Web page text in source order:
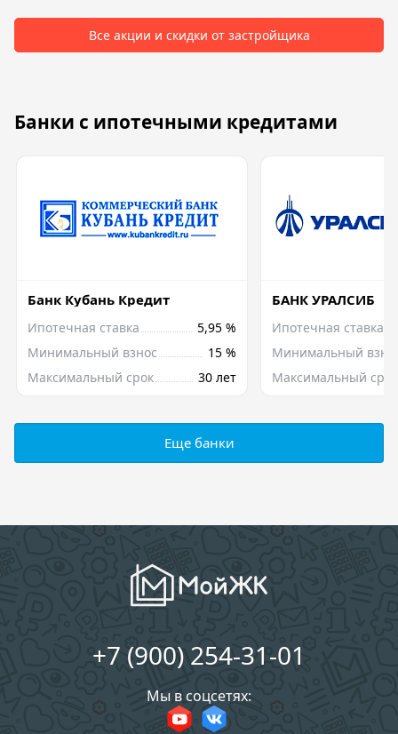
Все акции и скидки от застройщика
Банки с ипотечными кредитами
Банк Кубань Кредит
Ипотечная ставка
5,95 %
Минимальный взнос
15 %
Максимальный срок
30 лет
БАНК УРАЛСИБ
Ипотечная ставка
Минимальный
Максимальный срок
Еще банки
+7 (900) 254-31-01
Мы в соцсетях: